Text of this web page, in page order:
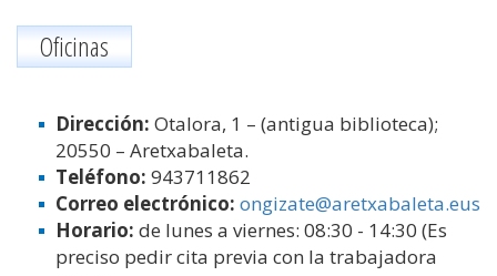
Oficinas
Dirección: Otalora, 1 – (antigua biblioteca);
20550 – Aretxabaleta.
Teléfono: 943711862
Correo electrónico: ongizate@aretxabaleta.eus
Horario: de lunes a viernes: 08:30 - 14:30 (Es
preciso pedir cita previa con la trabajadora